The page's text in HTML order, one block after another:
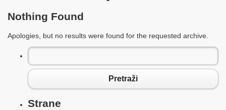
Nothing Found
Apologies, but no results were found for the requested archive.
Pretraga
za:
Pretraži
Strane